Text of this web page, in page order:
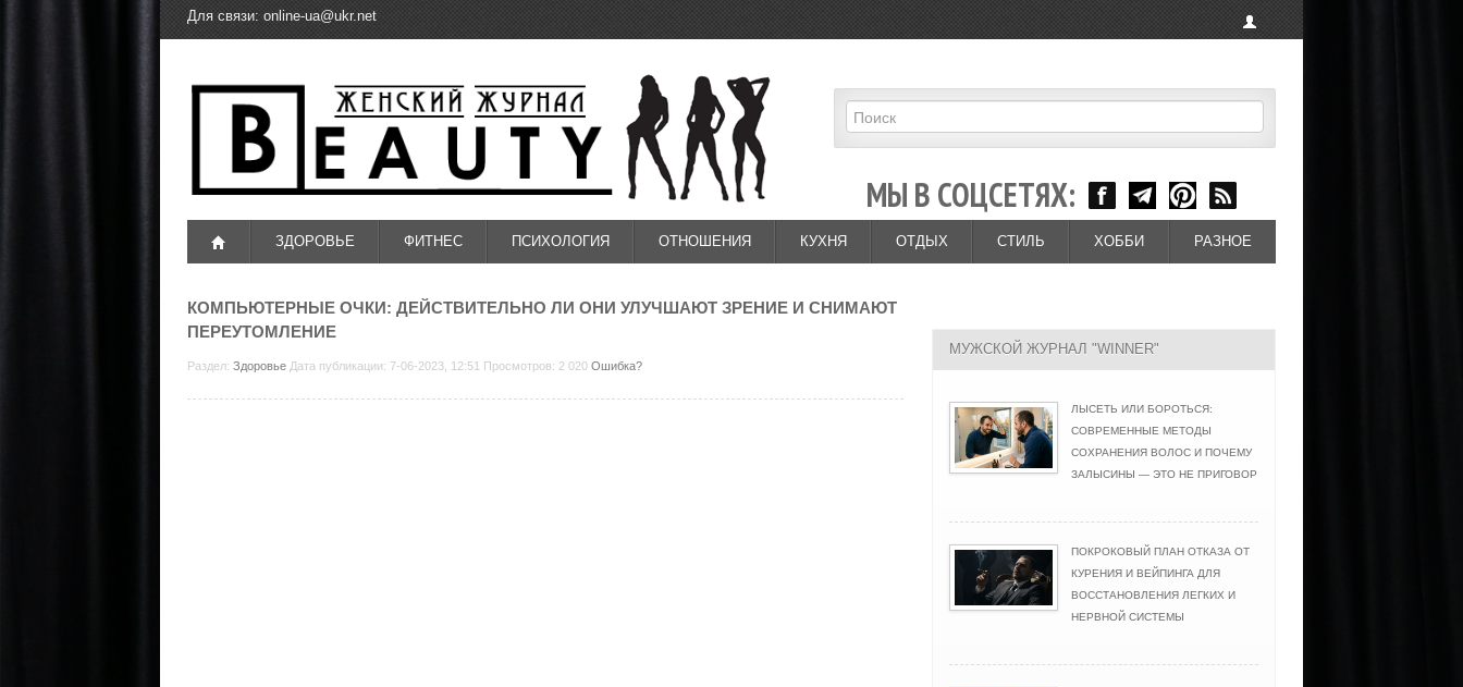
Для связи: online-ua@ukr.net
МЫ В СОЦСЕТЯХ:
ЗДОРОВЬЕ ФИТНЕС ПСИХОЛОГИЯ ОТНОШЕНИЯ КУХНЯ ОТДЫХ СТИЛЬ ХОББИ РАЗНОЕ
КОМПЬЮТЕРНЫЕ ОЧКИ: ДЕЙСТВИТЕЛЬНО ЛИ ОНИ УЛУЧШАЮТ ЗРЕНИЕ И СНИМАЮТ
ПЕРЕУТОМЛЕНИЕ
Раздел: Здоровье Дата публикации: 7-06-2023, 12:51 Просмотров: 2 020 Ошибка?
МУЖСКОЙ ЖУРНАЛ "WINNER"
ЛЫСЕТЬ ИЛИ БОРОТЬСЯ:
СОВРЕМЕННЫЕ МЕТОДЫ
СОХРАНЕНИЯ ВОЛОС И ПОЧЕМУ
ЗАЛЫСИНЫ — ЭТО НЕ ПРИГОВОР
ПОКРОКОВЫЙ ПЛАН ОТКАЗА ОТ
КУРЕНИЯ И ВЕЙПИНГА ДЛЯ
ВОССТАНОВЛЕНИЯ ЛЕГКИХ И
НЕРВНОЙ СИСТЕМЫ